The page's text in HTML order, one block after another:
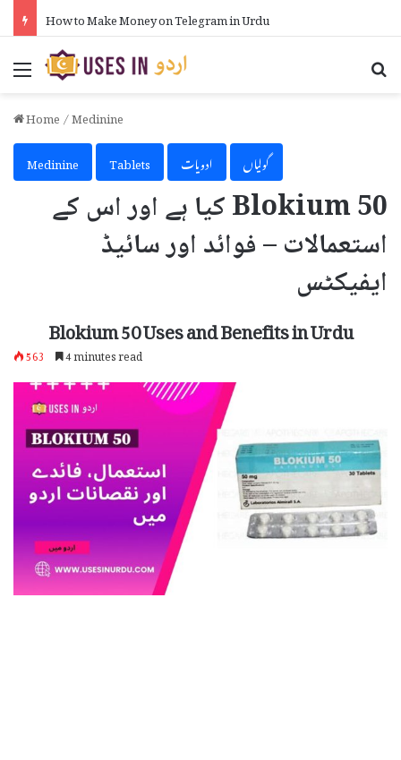
How to Put Formula in Excel in Urdu
Menu
Home/Medinine
Medinine
Tablets ادویات گولیاں
Blokium 50 کیا ہے اور اس کے
استعمالات – فوائد اور سائیڈ
ایفیکٹس
Blokium 50 Uses and Benefits in Urdu
563 4 minutes read